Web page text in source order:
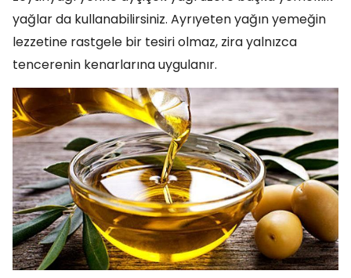
yağlar da kullanabilirsiniz. Ayrıyeten yağın yemeğin
lezzetine rastgele bir tesiri olmaz, zira yalnızca
tencerenin kenarlarına uygulanır.